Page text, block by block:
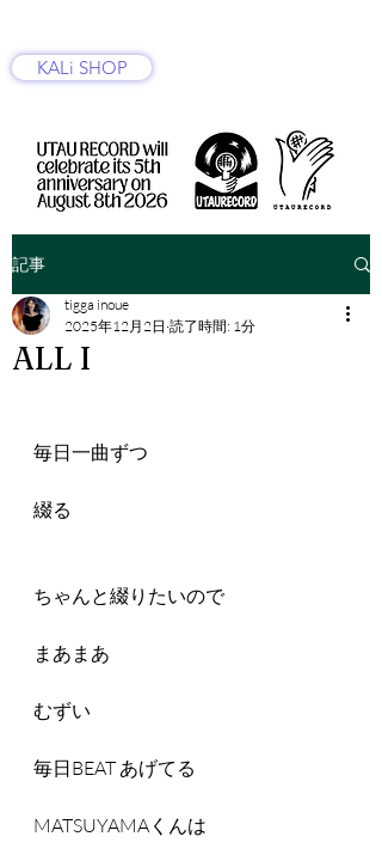
KALi SHOP
記事
ALL I
tigga inoue
2025年12月2日 読了時間: 1分
毎日一曲ずつ
綴る
ちゃんと綴りたいので
まあまあ
むずい
毎日BEAT あげてる
MATSUYAMAくんは